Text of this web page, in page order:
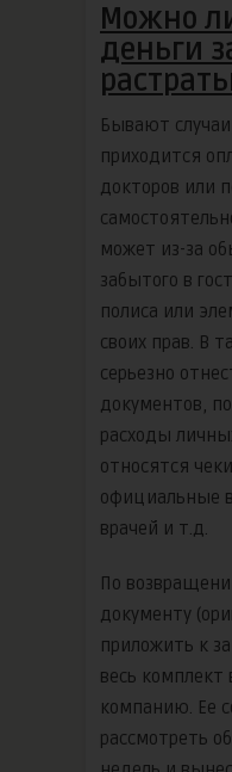
Можно
деньги
Бывают
приходится
докторов или
может из-за
забытого в
полиса или
своих прав. В
серьезно
документов,
расходы
относятся
официальные
врачей и т.д.
По
документу
приложить к
весь комплект
компанию. Ее
рассмотреть